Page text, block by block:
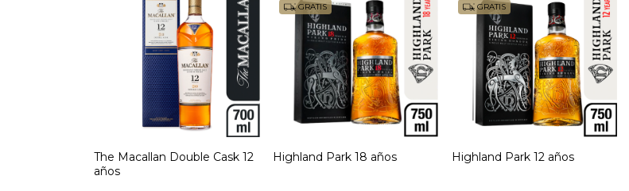
The Macallan Double Cask 12
años
GRATIS
Highland Park 18 años
GRATIS
Highland Park 12 años